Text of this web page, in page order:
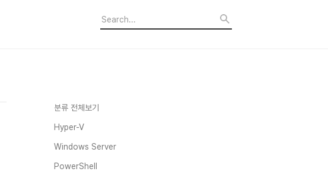
분류 전체보기
Hyper-V
Windows Server
PowerShell